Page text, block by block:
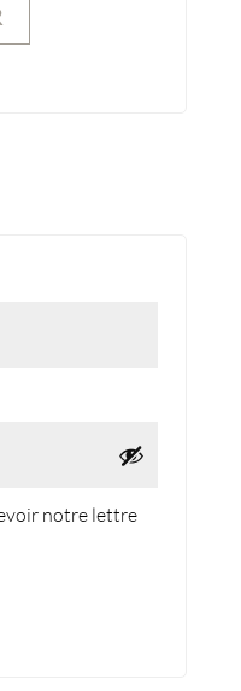
notre lettre